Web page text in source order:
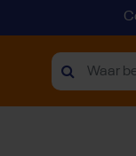
Zoeken